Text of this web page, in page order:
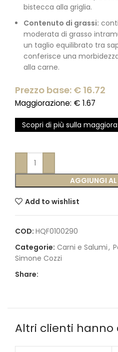
bistecca alla griglia.
Contenuto di grassi:
moderata di grasso
un taglio equilibrato tra
conferisce una
alla carne.
Prezzo base: € 16.72
Maggiorazione: € 1.67
Scopri di più sulla
AGGIUNGI AL
Add to wishlist
COD: HQF0100290
Categorie: Carni e Salumi,
Simone Cozzi
Share:
Altri clienti hanno